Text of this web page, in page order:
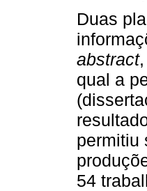
Duas
abstract
qual a
permitiu
54